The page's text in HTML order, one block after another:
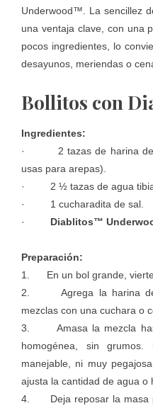
Underwood™. La sencillez
una ventaja clave, con una
pocos ingredientes, lo
desayunos, meriendas o
Bollitos con
Ingredientes:
· 2 tazas de harina de
usas para arepas).
· 2 ½ tazas de agua
· 1 cucharadita de sal.
· Diablitos™
Preparación:
1. En un bol grande, vierte
2. Agrega la harina de
mezclas con una cuchara o
3. Amasa la mezcla
homogénea, sin grumos.
manejable, ni muy
ajusta la cantidad de agua o
4. Deja reposar la masa